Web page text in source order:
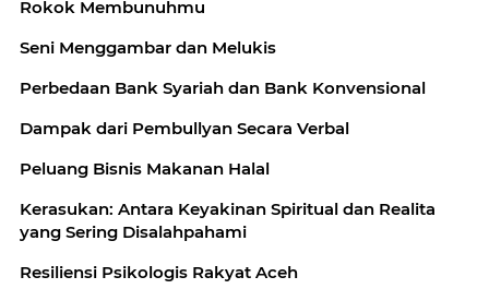
Rokok Membunuhmu
Seni Menggambar dan Melukis
Perbedaan Bank Syariah dan Bank Konvensional
Dampak dari Pembullyan Secara Verbal
Peluang Bisnis Makanan Halal
Kerasukan: Antara Keyakinan Spiritual dan Realita
yang Sering Disalahpahami
Resiliensi Psikologis Rakyat Aceh